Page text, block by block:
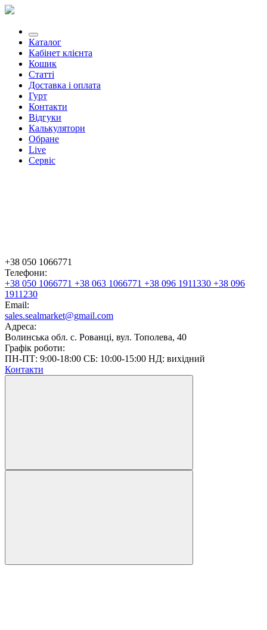
Каталог
Кабінет клієнта
Кошик
Статті
Доставка і оплата
Гурт
Контакти
Відгуки
Калькулятори
Обране
Live
Сервіс
+38 050 1066771
Телефони:
+38 050 1066771 +38 063 1066771 +38 096 1911330 +38 096
1911230
Email:
sales.sealmarket@gmail.com
Адреса:
Волинська обл. с. Рованці, вул. Тополева, 40
Графік роботи:
ПН-ПТ: 9:00-18:00 СБ: 10:00-15:00 НД: вихідний
Контакти